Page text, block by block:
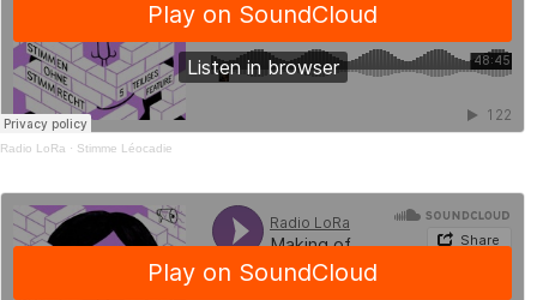
Radio LoRa · Stimme Léocadie